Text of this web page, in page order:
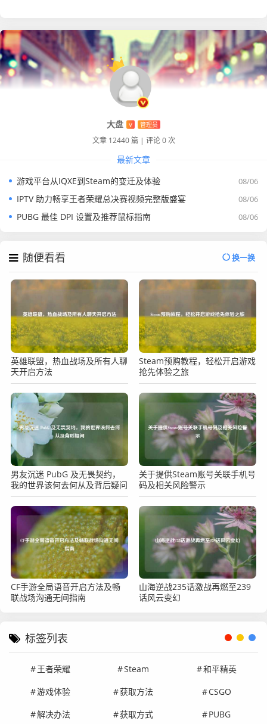
大盘 V 管理员
文章 12440 篇 | 评论 0 次
最新文章
08/06
游戏平台从IQXE到Steam的变迁及体验
08/06
IPTV 助力畅享王者荣耀总决赛视频完整版盛宴
08/06
PUBG 最佳 DPI 设置及推荐鼠标指南
随便看看 换一换
英雄联盟，热血战场及所有人聊
天开启方法
Steam预购教程，轻松开启游戏
抢先体验之旅
男友沉迷 PubG 及无畏契约，
我的世界该何去何从及背后疑问
关于提供Steam账号关联手机号
码及相关风险警示
CF手游全局语音开启方法及畅
联战场沟通无间指南
山海逆战235话激战再燃至239
话风云变幻
标签列表
王者荣耀 Steam
和平精英
游戏体验
获取方法
CSGO
解决办法
获取方式 PUBG